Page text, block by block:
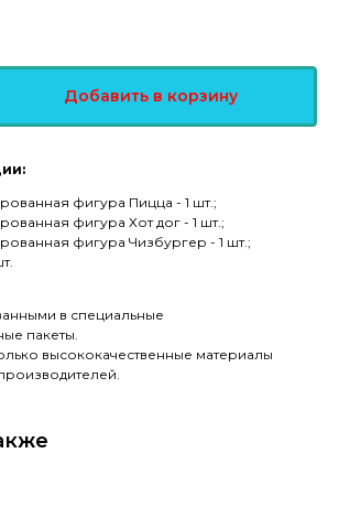
Добавить в корзину
фигура Пицца - 1 шт.;
фигура Хот дог - 1 шт.;
фигура Чизбургер - 1 шт.;
в специальные
пакеты.
высококачественные материалы